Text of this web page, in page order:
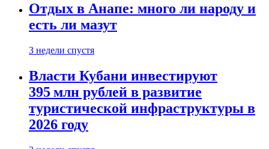
Отдых в Анапе: много ли народу и
есть ли мазут
3 недели спустя
Власти Кубани инвестируют
395 млн рублей в развитие
туристической инфраструктуры в
2026 году